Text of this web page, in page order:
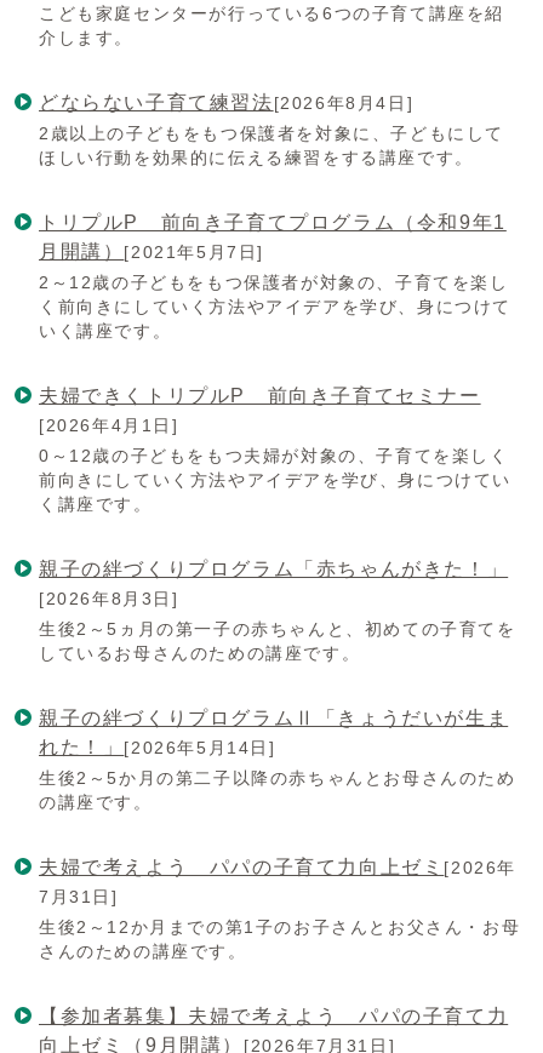
こども家庭センターが行っている6つの子育て講座を紹
介します。
どならない子育て練習法[2026年8月4日]
2歳以上の子どもをもつ保護者を対象に、子どもにして
ほしい行動を効果的に伝える練習をする講座です。
トリプルP 前向き子育てプログラム（令和9年1
月開講） [2021年5月7日]
2～12歳の子どもをもつ保護者が対象の、子育てを楽し
く前向きにしていく方法やアイデアを学び、身につけて
いく講座です。
夫婦できくトリプルP 前向き子育てセミナー
[2026年4月1日]
0～12歳の子どもをもつ夫婦が対象の、子育てを楽しく
前向きにしていく方法やアイデアを学び、身につけてい
く講座です。
親子の絆づくりプログラム「赤ちゃんがきた！」
[2026年8月3日]
生後2～5ヵ月の第一子の赤ちゃんと、初めての子育てを
しているお母さんのための講座です。
親子の絆づくりプログラムⅡ「きょうだいが生ま
れた！」 [2026年5月14日]
生後2～5か月の第二子以降の赤ちゃんとお母さんのため
の講座です。
夫婦で考えよう パパの子育て力向上ゼミ [2026年
7月31日]
生後2～12か月までの第1子のお子さんとお父さん・お母
さんのための講座です。
【参加者募集】夫婦で考えよう パパの子育て力
向上ゼミ（9月開講） [2026年7月31日]